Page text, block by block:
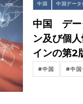
中国 中国デー
中国 デー
ン及び個
インの第2
#中国 #中国